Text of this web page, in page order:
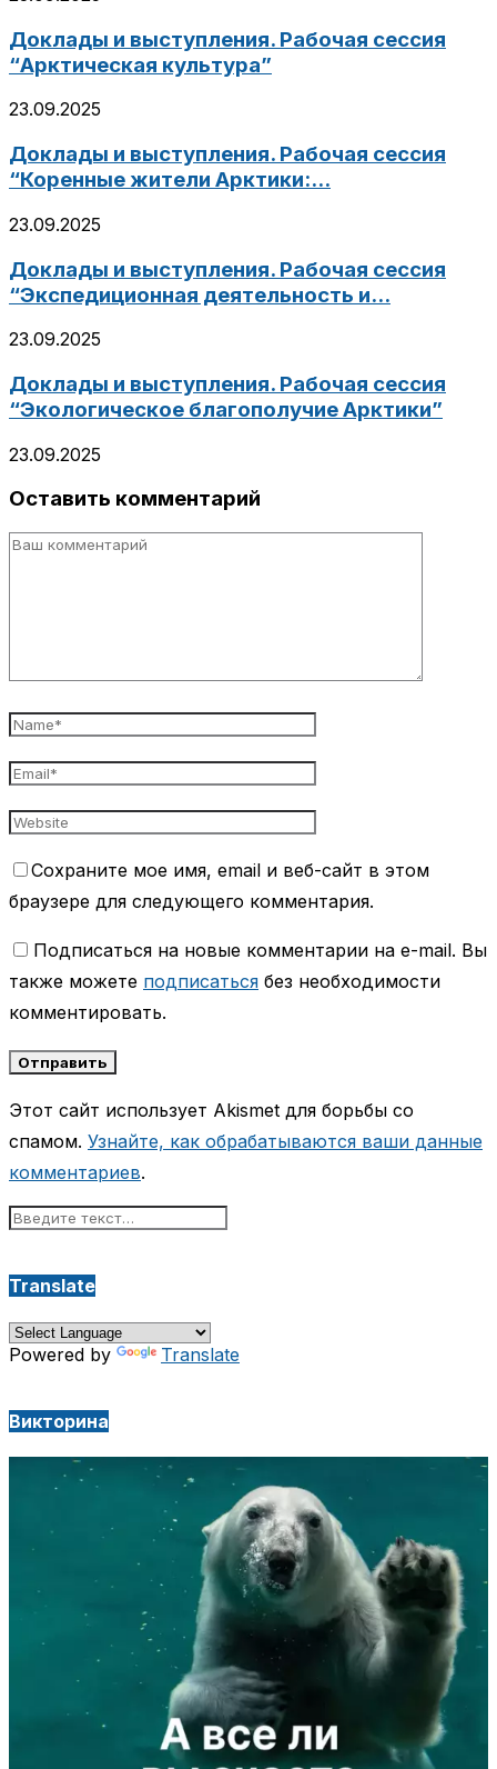
Доклады и выступления. Рабочая сессия
“Арктическая культура”
23.09.2025
Доклады и выступления. Рабочая сессия
“Коренные жители Арктики:...
23.09.2025
Доклады и выступления. Рабочая сессия
“Экспедиционная деятельность и...
23.09.2025
Доклады и выступления. Рабочая сессия
“Экологическое благополучие Арктики”
23.09.2025
Оставить комментарий
Сохраните мое имя, email и веб-сайт в этом
браузере для следующего комментария.
Подписаться на новые комментарии на e-mail. Вы
также можете подписаться без необходимости
комментировать.
Этот сайт использует Akismet для борьбы со
спамом. Узнайте, как обрабатываются ваши данные
комментариев.
Translate
Powered by Translate
Викторина